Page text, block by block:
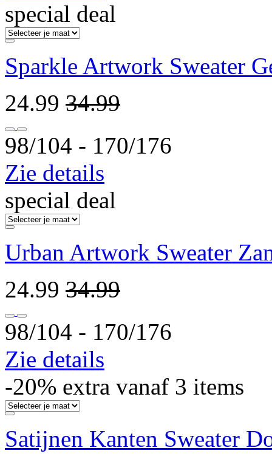
special deal
Sparkle Artwork Sweater
24.99 34.99
98/104 ‐ 170/176
Zie details
special deal
Urban Artwork Sweater
24.99 34.99
98/104 ‐ 170/176
Zie details
-20% extra vanaf 3 items
Satijnen Kanten Sweater